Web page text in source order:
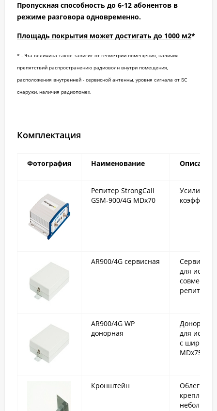
Пропускная способность до 6-12 абонентов в
режиме разговора одновременно.
Площадь покрытия может достигать до 1000 м2*
* - Эта величина также зависит от геометрии помещения, наличия
препятствий распространению радиоволн внутри помещения,
расположения внутренней - сервисной антенны, уровня сигнала от БС
снаружи, наличия радиопомех.
Комплектация
Фотография Наименование Описание
Репитер StrongCall
GSM-900/4G MDx70
Усилитель
AR900/4G сервисная
для
AR900/4G WP
донорная
Донорная
для
с
MDх75
Кронштейн